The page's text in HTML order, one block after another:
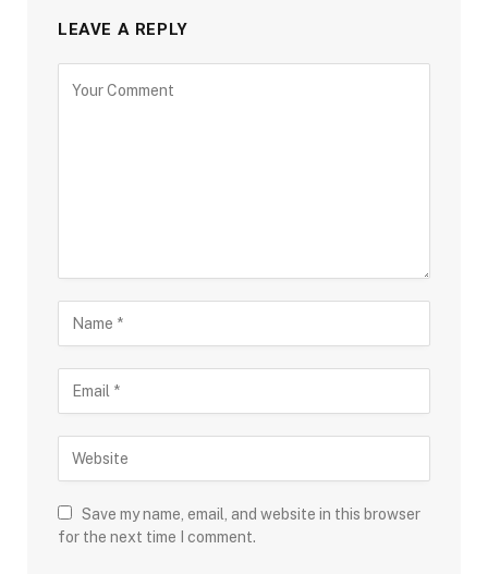
LEAVE A REPLY
Save my name, email, and website in this browser
for the next time I comment.